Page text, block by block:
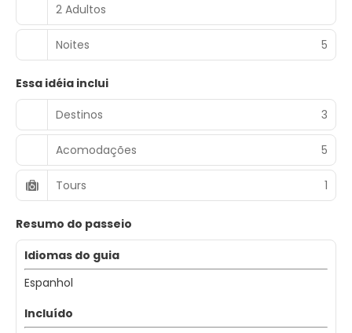
2 Adultos
Noites 5
Essa idéia inclui
Destinos
3
Acomodações 5
Tours 1
Resumo do passeio
Idiomas do guia
Espanhol
Incluído